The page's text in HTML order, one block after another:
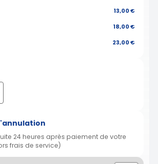
13,00 €
18,00 €
23,00 €
24 heures après paiement de votre
frais de service)